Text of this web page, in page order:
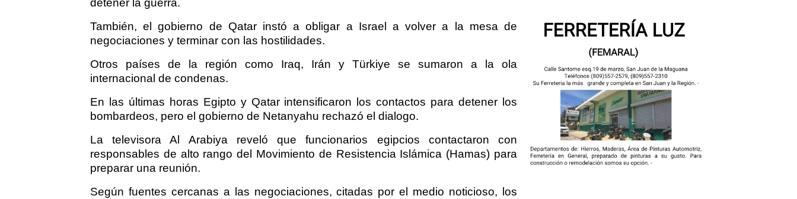
detener la guerra.
También, el gobierno de Qatar instó a obligar a Israel a volver a la mesa de
negociaciones y terminar con las hostilidades.
Otros países de la región como Iraq, Irán y Türkiye se sumaron a la ola
internacional de condenas.
En las últimas horas Egipto y Qatar intensificaron los contactos para detener los
bombardeos, pero el gobierno de Netanyahu rechazó el dialogo.
La televisora Al Arabiya reveló que funcionarios egipcios contactaron con
responsables de alto rango del Movimiento de Resistencia Islámica (Hamas) para
preparar una reunión.
Según fuentes cercanas a las negociaciones, citadas por el medio noticioso, los